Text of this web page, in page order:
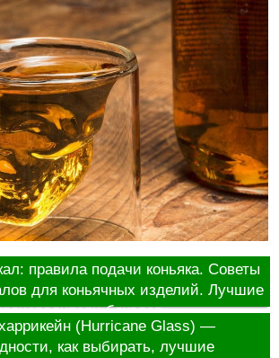
правила подачи коньяка. Советы
для коньячных изделий. Лучшие
бокалов
(Hurricane Glass) —
как выбирать, лучшие